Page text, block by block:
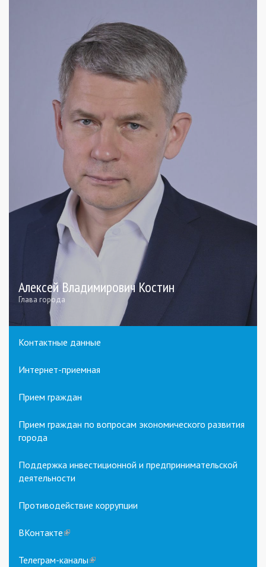
Алексей Владимирович Костин
Глава города
Контактные данные
Интернет-приемная
Прием граждан
Прием граждан по вопросам экономического развития
города
Поддержка инвестиционной и предпринимательской
деятельности
Противодействие коррупции
ВКонтакте(link
external)
Телеграм-каналы(link